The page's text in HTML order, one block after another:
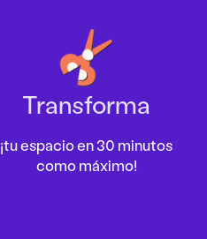
Transforma
¡tu espacio en 30 minutos
como máximo!